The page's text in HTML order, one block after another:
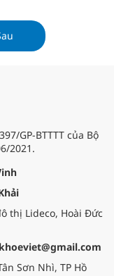
do Công ty TNHH
Ý Châu sản xuất. Lý
nghiệm không đạt
GP-BTTTT của Bộ
2021.
thị Lideco, Hoài Đức
Sơn Nhì, TP Hồ